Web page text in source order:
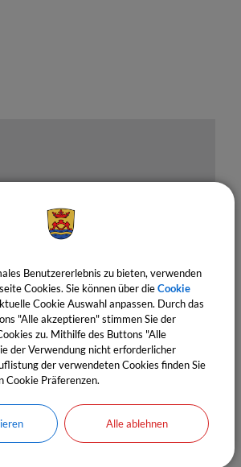
angezeigt
Sie "OpenStreetMap" in Ihren
Cookie Einstellungen.
Cookies Anpassen
Benutzererlebnis zu bieten, verwenden
Cookies. Sie können über dieCookie
Cookie Auswahl anpassen. Durch das
"Alle akzeptieren" stimmen Sie der
zu. Mithilfe des Buttons "Alle
der Verwendung nicht erforderlicher
der verwendeten Cookies finden Sie
Cookie Präferenzen.
Alle ablehnen